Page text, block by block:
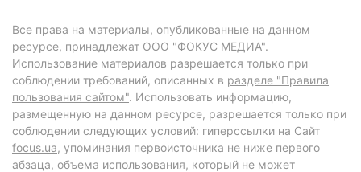
Все права на материалы, опубликованные на данном
ресурсе, принадлежат ООО "ФОКУС МЕДИА".
Использование материалов разрешается только при
соблюдении требований, описанных в разделе "Правила
пользования сайтом". Использовать информацию,
размещенную на данном ресурсе, разрешается только при
соблюдении следующих условий: гиперссылки на Сайт
focus.ua, упоминания первоисточника не ниже первого
абзаца, объема использования, который не может